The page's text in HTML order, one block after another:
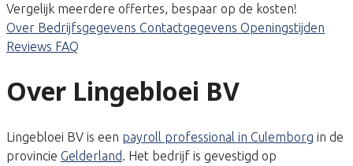
Vergelijk meerdere offertes, bespaar op de kosten!
Over Bedrijfsgegevens Contactgegevens Openingstijden
Reviews FAQ
Over Lingebloei BV
Lingebloei BV is een payroll professional in Culemborg in de
provincie Gelderland. Het bedrijf is gevestigd op